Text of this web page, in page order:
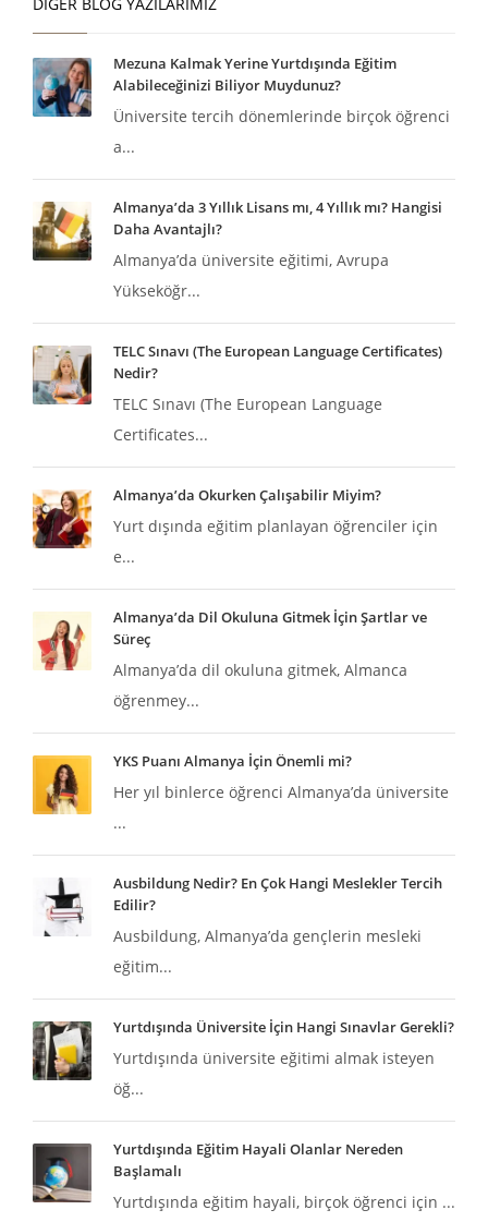
Mezuna Kalmak Yerine Yurtdışında Eğitim
Alabileceğinizi Biliyor Muydunuz?
Üniversite tercih dönemlerinde birçok öğrenci
a...
Almanya’da 3 Yıllık Lisans mı, 4 Yıllık mı? Hangisi
Daha Avantajlı?
Almanya’da üniversite eğitimi, Avrupa
Yükseköğr...
TELC Sınavı (The European Language Certificates)
Nedir?
TELC Sınavı (The European Language
Certificates...
Almanya’da Okurken Çalışabilir Miyim?
Yurt dışında eğitim planlayan öğrenciler için
e...
Almanya’da Dil Okuluna Gitmek İçin Şartlar ve
Süreç
Almanya’da dil okuluna gitmek, Almanca
öğrenmey...
YKS Puanı Almanya İçin Önemli mi?
Her yıl binlerce öğrenci Almanya’da üniversite
...
Ausbildung Nedir? En Çok Hangi Meslekler Tercih
Edilir?
Ausbildung, Almanya’da gençlerin mesleki
eğitim...
Yurtdışında Üniversite İçin Hangi Sınavlar Gerekli?
Yurtdışında üniversite eğitimi almak isteyen
öğ...
Yurtdışında Eğitim Hayali Olanlar Nereden
Başlamalı
Yurtdışında eğitim hayali, birçok öğrenci için ...